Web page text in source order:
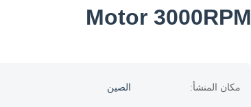
Motor 3000RPM
مكان المنشأ: الصين